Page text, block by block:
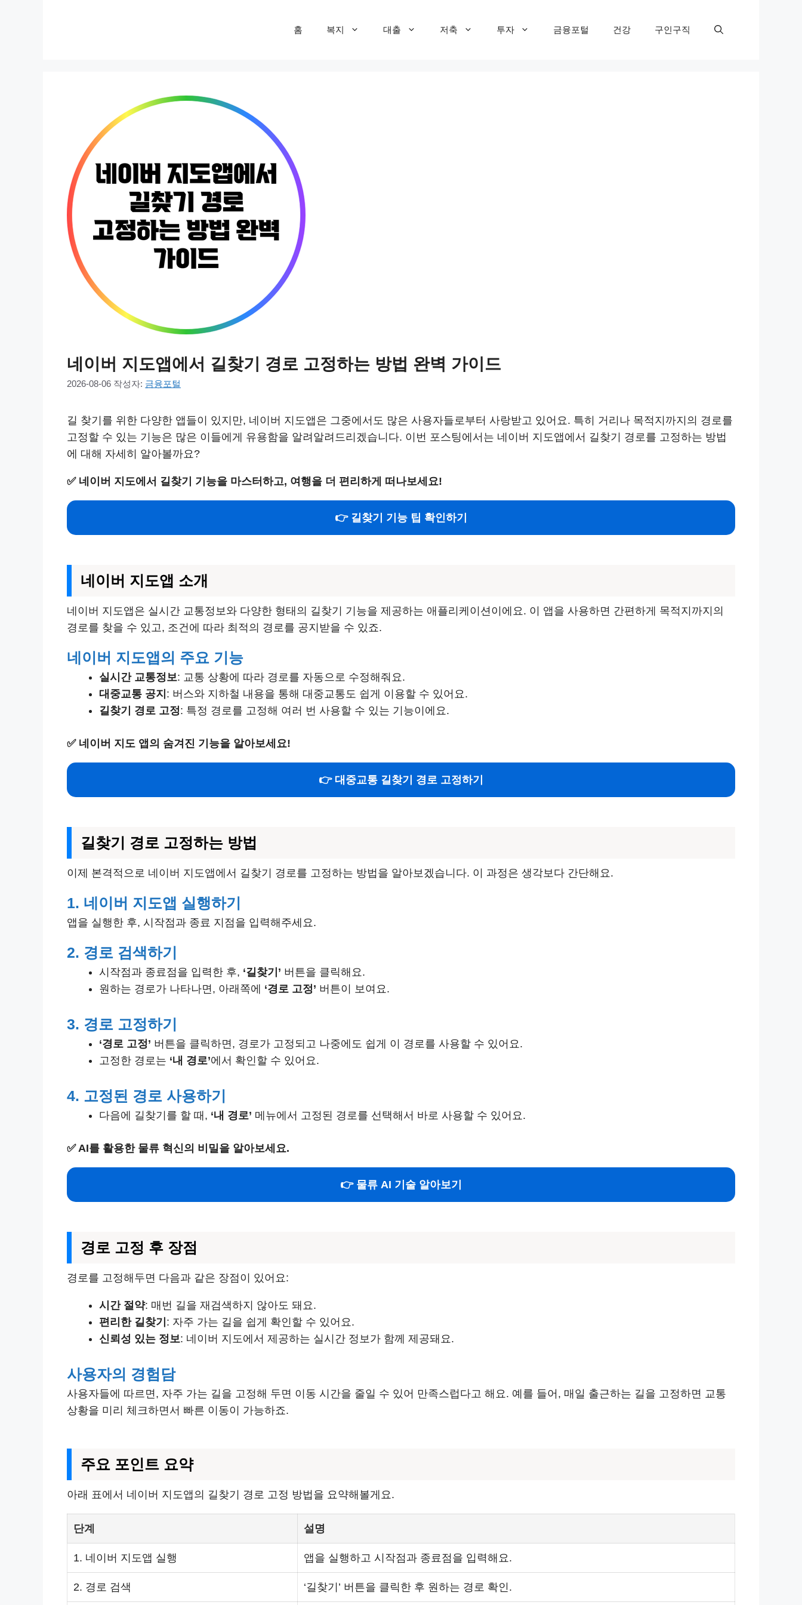
홈 복지 대출 저축 투자 금융포털 건강 구인구직
네이버 지도앱에서 길찾기 경로 고정하는 방법 완벽 가이드
2026-08-06 작성자: 금융포털
길 찾기를 위한 다양한 앱들이 있지만, 네이버 지도앱은 그중에서도 많은 사용자들로부터 사랑받고 있어요. 특히 거리나 목적지까지의 경로를
고정할 수 있는 기능은 많은 이들에게 유용함을 알려알려드리겠습니다. 이번 포스팅에서는 네이버 지도앱에서 길찾기 경로를 고정하는 방법
에 대해 자세히 알아볼까요?
✅ 네이버 지도에서 길찾기 기능을 마스터하고, 여행을 더 편리하게 떠나보세요!
👉 길찾기 기능 팁 확인하기
네이버 지도앱 소개
네이버 지도앱은 실시간 교통정보와 다양한 형태의 길찾기 기능을 제공하는 애플리케이션이에요. 이 앱을 사용하면 간편하게 목적지까지의
경로를 찾을 수 있고, 조건에 따라 최적의 경로를 공지받을 수 있죠.
네이버 지도앱의 주요 기능
실시간 교통정보: 교통 상황에 따라 경로를 자동으로 수정해줘요.
대중교통 공지 : 버스와 지하철 내용을 통해 대중교통도 쉽게 이용할 수 있어요.
길찾기 경로 고정: 특정 경로를 고정해 여러 번 사용할 수 있는 기능이에요.
✅ 네이버 지도 앱의 숨겨진 기능을 알아보세요!
👉 대중교통 길찾기 경로 고정하기
길찾기 경로 고정하는 방법
이제 본격적으로 네이버 지도앱에서 길찾기 경로를 고정하는 방법을 알아보겠습니다. 이 과정은 생각보다 간단해요.
1. 네이버 지도앱 실행하기
앱을 실행한 후, 시작점과 종료 지점을 입력해주세요.
2. 경로 검색하기
시작점과 종료점을 입력한 후, ‘길찾기’ 버튼을 클릭해요.
원하는 경로가 나타나면, 아래쪽에 ‘경로 고정’ 버튼이 보여요.
3. 경로 고정하기
‘경로 고정’ 버튼을 클릭하면, 경로가 고정되고 나중에도 쉽게 이 경로를 사용할 수 있어요.
고정한 경로는 ‘내 경로’에서 확인할 수 있어요.
4. 고정된 경로 사용하기
다음에 길찾기를 할 때, ‘내 경로’ 메뉴에서 고정된 경로를 선택해서 바로 사용할 수 있어요.
✅ AI를 활용한 물류 혁신의 비밀을 알아보세요.
👉 물류 AI 기술 알아보기
경로 고정 후 장점
경로를 고정해두면 다음과 같은 장점이 있어요:
시간 절약: 매번 길을 재검색하지 않아도 돼요.
편리한 길찾기 : 자주 가는 길을 쉽게 확인할 수 있어요.
신뢰성 있는 정보: 네이버 지도에서 제공하는 실시간 정보가 함께 제공돼요.
사용자의 경험담
사용자들에 따르면, 자주 가는 길을 고정해 두면 이동 시간을 줄일 수 있어 만족스럽다고 해요. 예를 들어, 매일 출근하는 길을 고정하면 교통
상황을 미리 체크하면서 빠른 이동이 가능하죠.
주요 포인트 요약
아래 표에서 네이버 지도앱의 길찾기 경로 고정 방법을 요약해볼게요.
단계 설명
1. 네이버 지도앱 실행 앱을 실행하고 시작점과 종료점을 입력해요.
2. 경로 검색 ‘길찾기’ 버튼을 클릭한 후 원하는 경로 확인.